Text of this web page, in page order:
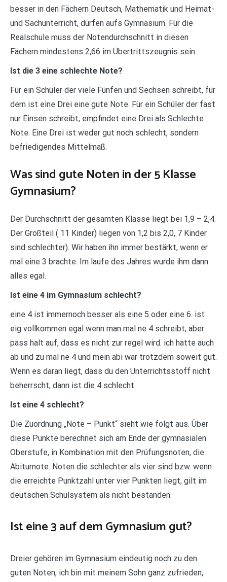
besser in den Fächern Deutsch, Mathematik und Heimat-
und Sachunterricht, dürfen aufs Gymnasium. Für die
Realschule muss der Notendurchschnitt in diesen
Fächern mindestens 2,66 im Übertrittszeugnis sein.
Ist die 3 eine schlechte Note?
Für ein Schüler der viele Fünfen und Sechsen schreibt, für
dem ist eine Drei eine gute Note. Für ein Schüler der fast
nur Einsen schreibt, empfindet eine Drei als Schlechte
Note. Eine Drei ist weder gut noch schlecht, sondern
befriedigendes Mittelmaß.
Was sind gute Noten in der 5 Klasse
Gymnasium?
Der Durchschnitt der gesamten Klasse liegt bei 1,9 – 2,4.
Der Großteil ( 11 Kinder) liegen von 1,2 bis 2,0, 7 Kinder
sind schlechter). Wir haben ihn immer bestärkt, wenn er
mal eine 3 brachte. Im laufe des Jahres wurde ihm dann
alles egal.
Ist eine 4 im Gymnasium schlecht?
eine 4 ist immernoch besser als eine 5 oder eine 6. ist
eig vollkommen egal wenn man mal ne 4 schreibt, aber
pass halt auf, dass es nicht zur regel wird. ich hatte auch
ab und zu mal ne 4 und mein abi war trotzdem soweit gut.
Wenn es daran liegt, dass du den Unterrichtsstoff nicht
beherrscht, dann ist die 4 schlecht.
Ist eine 4 schlecht?
Die Zuordnung „Note – Punkt“ sieht wie folgt aus. Über
diese Punkte berechnet sich am Ende der gymnasialen
Oberstufe, in Kombination mit den Prüfungsnoten, die
Abiturnote. Noten die schlechter als vier sind bzw. wenn
die erreichte Punktzahl unter vier Punkten liegt, gilt im
deutschen Schulsystem als nicht bestanden.
Ist eine 3 auf dem Gymnasium gut?
Dreier gehören im Gymnasium eindeutig noch zu den
guten Noten, ich bin mit meinem Sohn ganz zufrieden,